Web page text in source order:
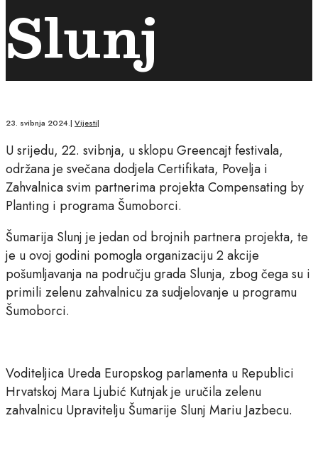
Slunj
23. svibnja 2024.| Vijesti|
U srijedu, 22. svibnja, u sklopu Greencajt festivala,
održana je svečana dodjela Certifikata, Povelja i
Zahvalnica svim partnerima projekta Compensating by
Planting i programa Šumoborci.
Šumarija Slunj je jedan od brojnih partnera projekta, te
je u ovoj godini pomogla organizaciju 2 akcije
pošumljavanja na području grada Slunja, zbog čega su i
primili zelenu zahvalnicu za sudjelovanje u programu
Šumoborci.
Voditeljica Ureda Europskog parlamenta u Republici
Hrvatskoj Mara Ljubić Kutnjak je uručila zelenu
zahvalnicu Upravitelju Šumarije Slunj Mariu Jazbecu.